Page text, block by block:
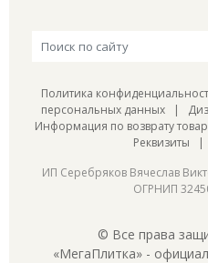
Политика
персональных данных |
Информация по возврату
Реквизиты |
ИП Серебряков Вячеслав
ОГРНИП
© Все права
«МегаПлитка» -